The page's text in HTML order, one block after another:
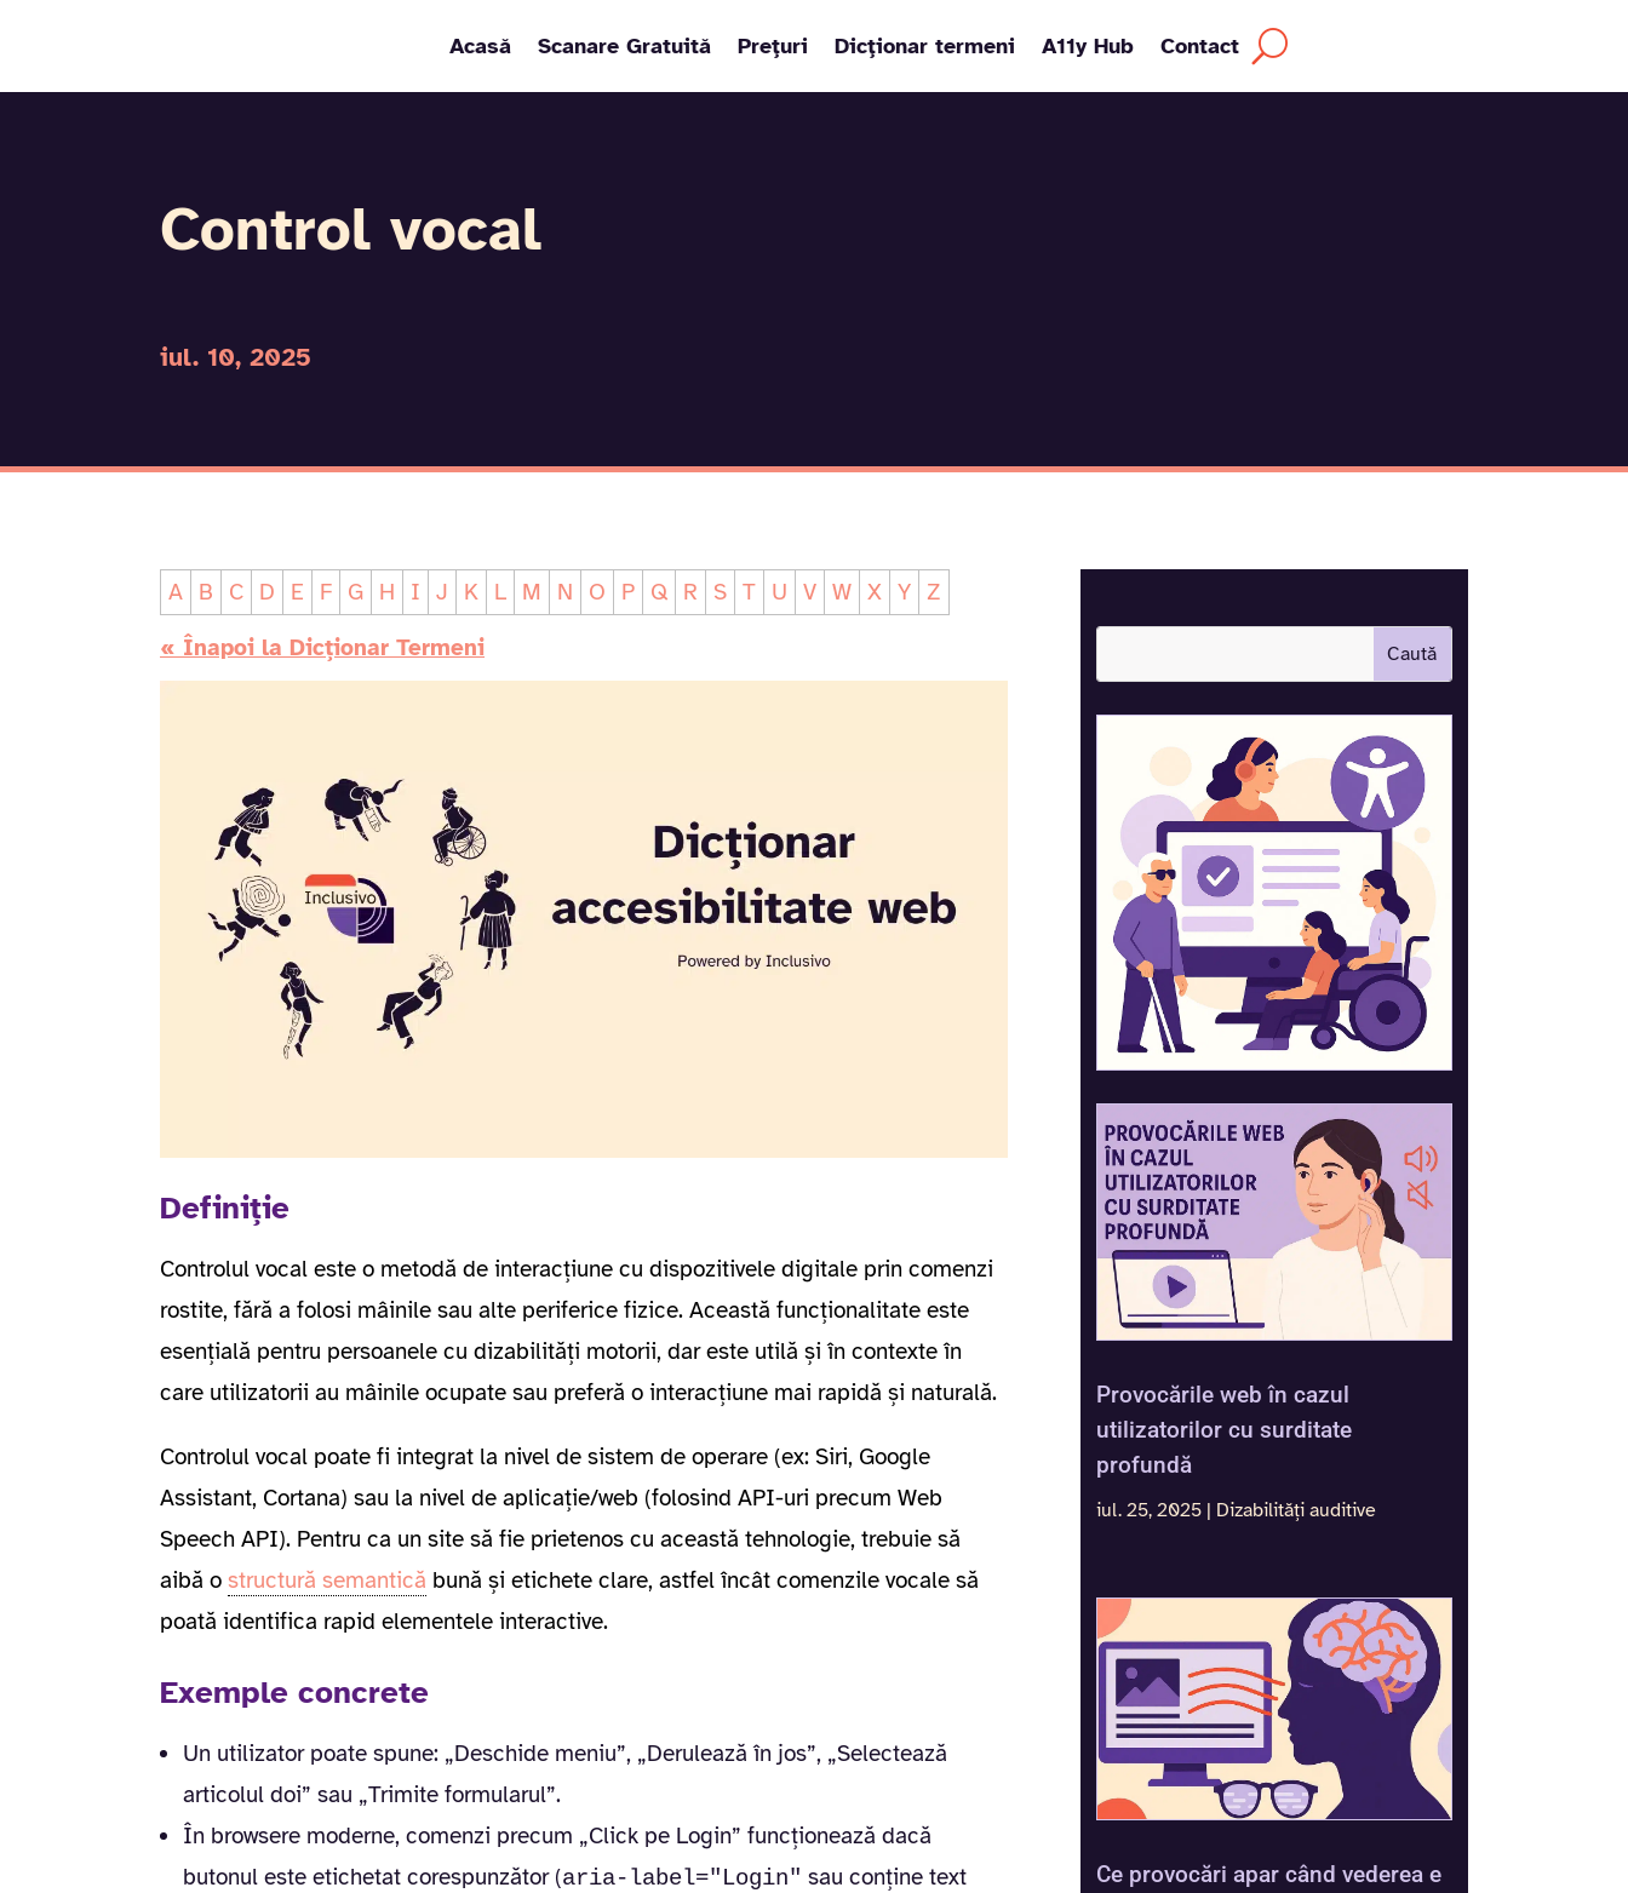
Acasă Scanare Gratuită Prețuri Dicționar termeni A11y Hub Contact
Control vocal
iul. 10, 2025
A B C D E F G H I J K L M N O P Q R S T U V W X Y Z
« Înapoi la Dicționar Termeni
Definiție
Controlul vocal este o metodă de interacțiune cu dispozitivele digitale prin comenzi
rostite, fără a folosi mâinile sau alte periferice fizice. Această funcționalitate este
esențială pentru persoanele cu dizabilități motorii, dar este utilă și în contexte în
care utilizatorii au mâinile ocupate sau preferă o interacțiune mai rapidă și naturală.
Controlul vocal poate fi integrat la nivel de sistem de operare (ex: Siri, Google
Assistant, Cortana) sau la nivel de aplicație/web (folosind API-uri precum Web
Speech API). Pentru ca un site să fie prietenos cu această tehnologie, trebuie să
aibă o structură semantică bună și etichete clare, astfel încât comenzile vocale să
poată identifica rapid elementele interactive.
Exemple concrete
Un utilizator poate spune: „Deschide meniu”, „Derulează în jos”, „Selectează
articolul doi” sau „Trimite formularul”.
În browsere moderne, comenzi precum „Click pe Login” funcționează dacă
butonul este etichetat corespunzător (aria-label="Login" sau conține text
Provocările web în cazul
utilizatorilor cu surditate
profundă
iul. 25, 2025 | Dizabilități auditive
Ce provocări apar când vederea e